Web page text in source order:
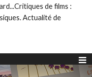
de films :
Actualité de